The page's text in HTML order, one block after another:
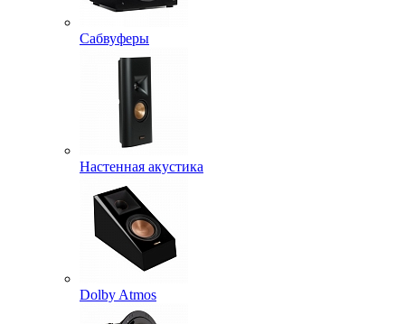
Сабвуферы
Настенная акустика
Dolby Atmos